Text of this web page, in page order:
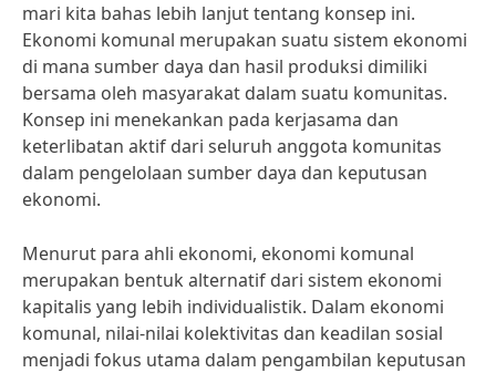
mari kita bahas lebih lanjut tentang konsep ini.
Ekonomi komunal merupakan suatu sistem ekonomi
di mana sumber daya dan hasil produksi dimiliki
bersama oleh masyarakat dalam suatu komunitas.
Konsep ini menekankan pada kerjasama dan
keterlibatan aktif dari seluruh anggota komunitas
dalam pengelolaan sumber daya dan keputusan
ekonomi.
Menurut para ahli ekonomi, ekonomi komunal
merupakan bentuk alternatif dari sistem ekonomi
kapitalis yang lebih individualistik. Dalam ekonomi
komunal, nilai-nilai kolektivitas dan keadilan sosial
menjadi fokus utama dalam pengambilan keputusan